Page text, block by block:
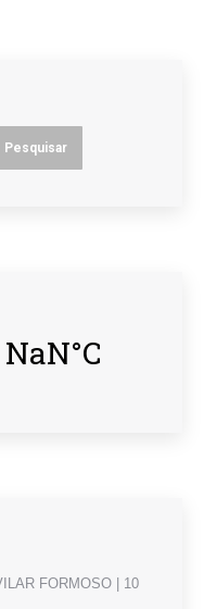
Pesquisar
FORMOSO | 10